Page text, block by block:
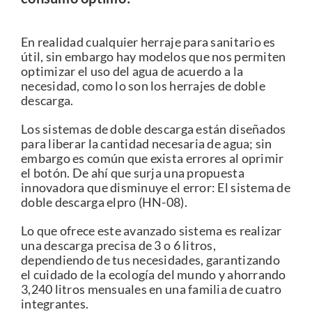
En realidad cualquier herraje para sanitario es
útil, sin embargo hay modelos que nos permiten
optimizar el uso del agua de acuerdo a la
necesidad, como lo son los herrajes de doble
descarga.
Los sistemas de doble descarga están diseñados
para liberar la cantidad necesaria de agua; sin
embargo es común que exista errores al oprimir
el botón. De ahí que surja una propuesta
innovadora que disminuye el error: El sistema de
doble descarga elpro (HN-08).
Lo que ofrece este avanzado sistema es realizar
una descarga precisa de 3 o 6 litros,
dependiendo de tus necesidades, garantizando
el cuidado de la ecología del mundo y ahorrando
3,240 litros mensuales en una familia de cuatro
integrantes.